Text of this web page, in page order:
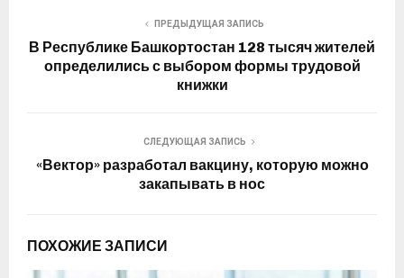
ПРЕДЫДУЩАЯ ЗАПИСЬ
В Республике Башкортостан 128 тысяч жителей
определились с выбором формы трудовой
книжки
СЛЕДУЮЩАЯ ЗАПИСЬ
«Вектор» разработал вакцину, которую можно
закапывать в нос
ПОХОЖИЕ ЗАПИСИ